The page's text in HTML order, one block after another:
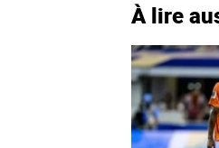
À lire